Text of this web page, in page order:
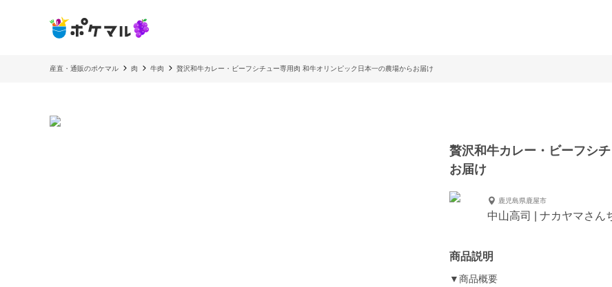
産直・通販のポケマル 肉 牛肉 贅沢和牛カレー・ビーフシチュー専用肉 和牛オリンピック日本一の農場からお届け
贅沢和牛カレー・ビーフシ
お届け
鹿児島県鹿屋市
中山高司 | ナカヤマさん
商品説明
▼商品概要